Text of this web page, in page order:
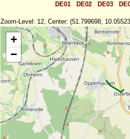
DE01 DE02 DE03
Zoom-Level: 12, Center: (51.799698,
+
−